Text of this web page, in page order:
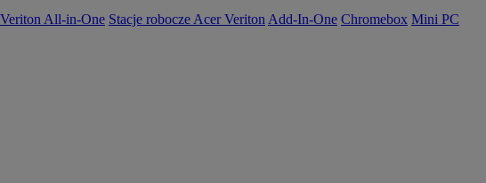
All-in-One Stacje robocze Acer Veriton Add-In-One Chromebox Mini PC